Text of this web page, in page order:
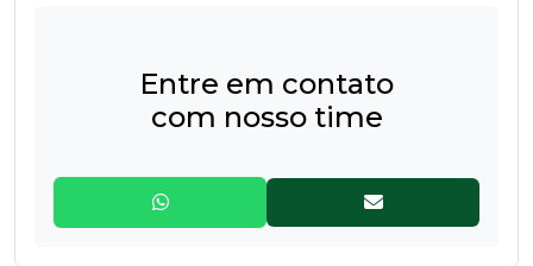
Entre em contato
com nosso time